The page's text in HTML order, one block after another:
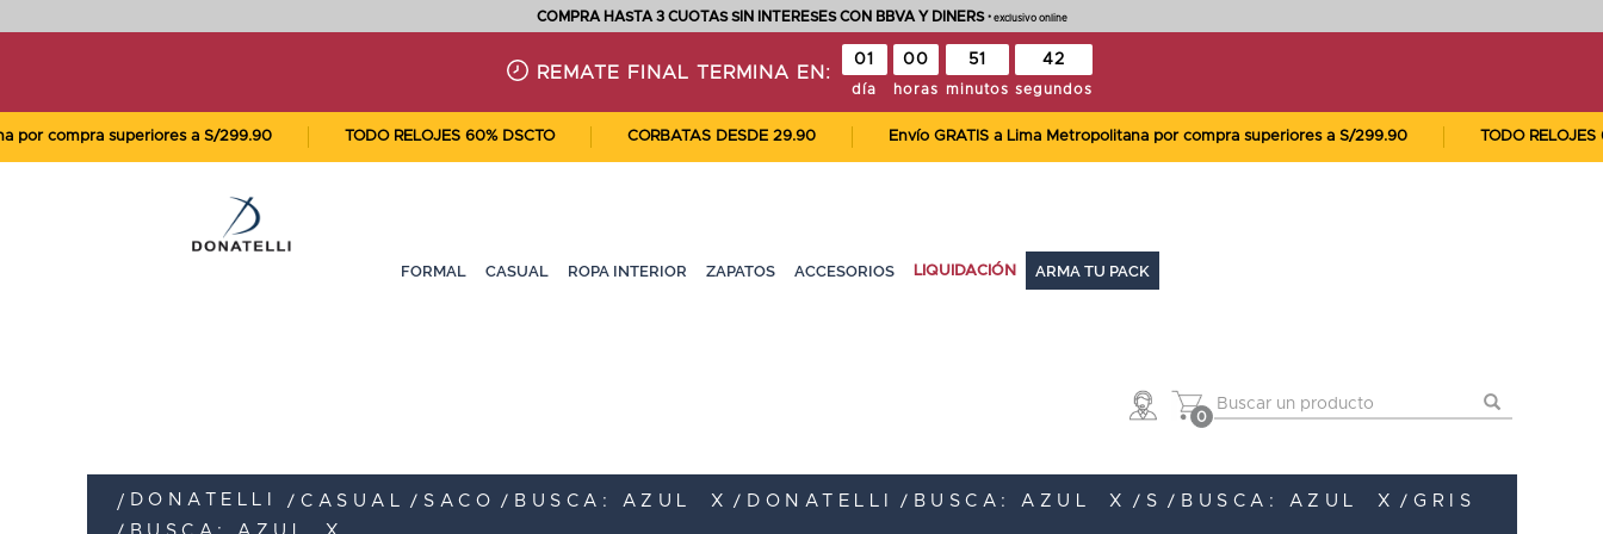
COMPRA HASTA 3 CUOTAS SIN INTERESES CON BBVA Y DINERS * exclusivo online
REMATE FINAL TERMINA EN:
01
día
00
horas
51
minutos
42
segundos
compra superiores a S/299.90 TODO RELOJES 60% DSCTO CORBATAS DESDE 29.90 Envío GRATIS a Lima Metropolitana por compra superiores a S/299.90 TODO RELOJES 60%
FORMAL CASUAL ROPA INTERIOR ZAPATOS ACCESORIOS LIQUIDACIÓN ARMA TU PACK
0
DONATELLI CASUAL SACO BUSCA: AZUL X DONATELLI BUSCA: AZUL X S BUSCA: AZUL X
GRIS